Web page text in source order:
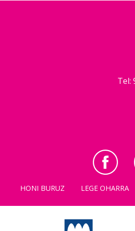
Tel:
HONI BURUZ LEGE OHARRA